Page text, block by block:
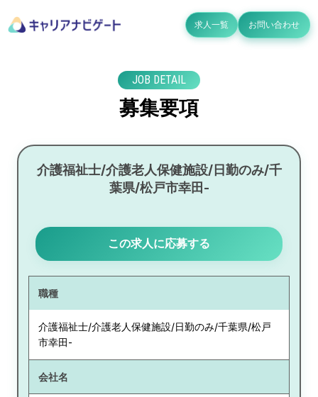
求人一覧 お問い合わせ
JOB DETAIL
募集要項
介護福祉士/介護老人保健施設/日勤のみ/千
葉県/松戸市幸田-
この求人に応募する
職種
介護福祉士/介護老人保健施設/日勤のみ/千葉県/松戸
市幸田-
会社名